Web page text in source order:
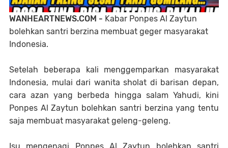
WANHEARTNEWS.COM - Kabar Ponpes Al Zaytun
bolehkan santri berzina membuat geger masyarakat
Indonesia.
Setelah beberapa kali menggemparkan masyarakat
Indonesia, mulai dari wanita sholat di barisan depan,
cara azan yang berbeda hingga salam Yahudi, kini
Ponpes Al Zaytun bolehkan santri berzina yang tentu
saja membuat masyarakat geleng-geleng.